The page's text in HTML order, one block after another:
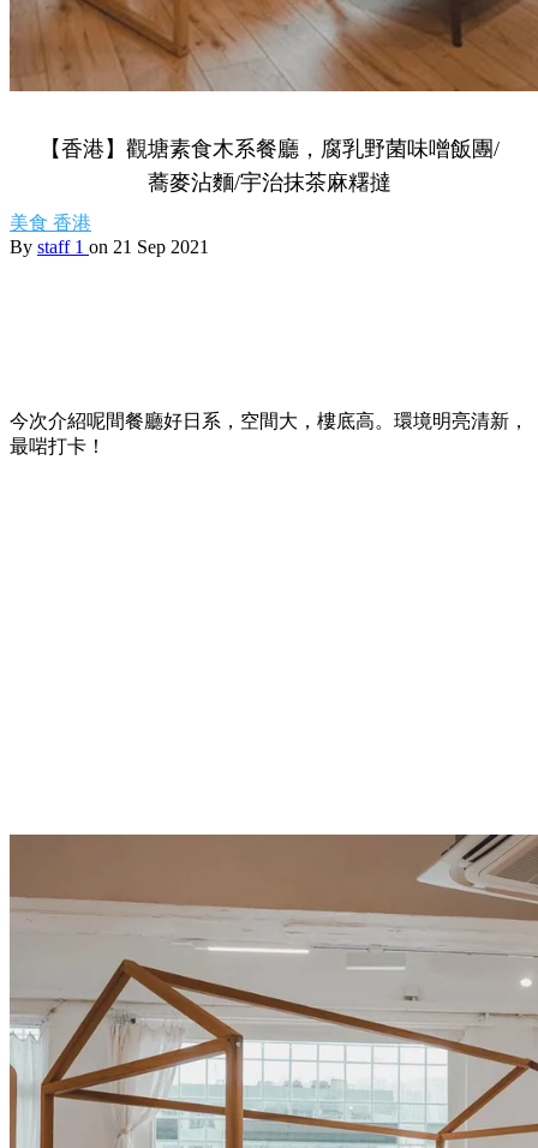
【香港】觀塘素食木系餐廳，腐乳野菌味噌飯團/
蕎麥沾麵/宇治抹茶麻糬撻
美食 香港
By staff 1 on 21 Sep 2021
今次介紹呢間餐廳好日系，空間大，樓底高。環境明亮清新，
最啱打卡！